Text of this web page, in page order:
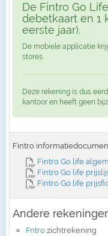
De Fintro Go
debetkaart en 1
eerste jaar).
De mobiele applicatie
stores.
Deze rekening is dus
kantoor en heeft geen
Fintro
Fintro Go life
Fintro Go life
Fintro Go life
Andere
Fntro zichtrekening